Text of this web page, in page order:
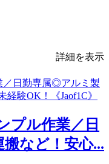
詳細を表示
プル作業／日
など！安心...